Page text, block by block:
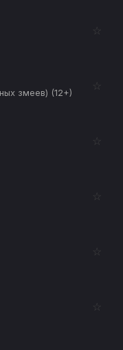
☆
змеев) (12+)
☆
☆
☆
☆
☆